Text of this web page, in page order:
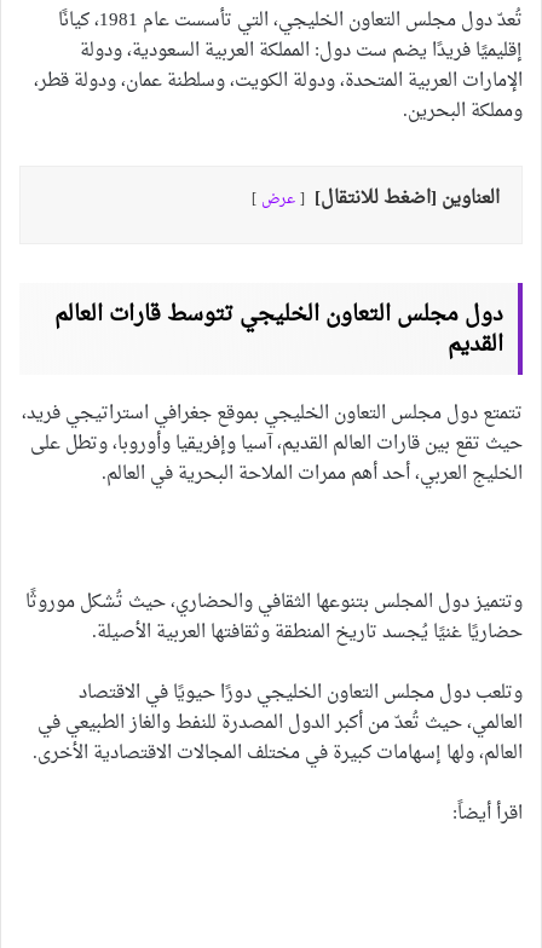
تُعدّ دول مجلس التعاون الخليجي، التي تأسست عام 1981، كيانًا
إقليميًا فريدًا يضم ست دول: المملكة العربية السعودية، ودولة
الإمارات العربية المتحدة، ودولة الكويت، وسلطنة عمان، ودولة قطر،
ومملكة البحرين.
العناوين [اضغط للانتقال] عرض
دول مجلس التعاون الخليجي تتوسط قارات العالم
القديم
تتمتع دول مجلس التعاون الخليجي بموقع جغرافي استراتيجي فريد،
حيث تقع بين قارات العالم القديم، آسيا وإفريقيا وأوروبا، وتطل على
الخليج العربي، أحد أهم ممرات الملاحة البحرية في العالم.
وتتميز دول المجلس بتنوعها الثقافي والحضاري، حيث تُشكل موروثًا
حضاريًا غنيًا يُجسد تاريخ المنطقة وثقافتها العربية الأصيلة.
وتلعب دول مجلس التعاون الخليجي دورًا حيويًا في الاقتصاد
العالمي، حيث تُعدّ من أكبر الدول المصدرة للنفط والغاز الطبيعي في
العالم، ولها إسهامات كبيرة في مختلف المجالات الاقتصادية الأخرى.
اقرأ أيضاً: